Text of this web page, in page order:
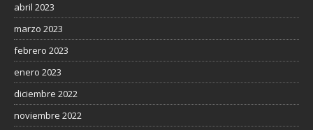
abril 2023
marzo 2023
febrero 2023
enero 2023
diciembre 2022
noviembre 2022